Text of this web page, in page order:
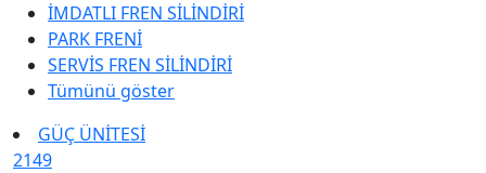
İMDATLI FREN SİLİNDİRİ
PARK FRENİ
SERVİS FREN SİLİNDİRİ
Tümünü göster
GÜÇ ÜNİTESİ
2149